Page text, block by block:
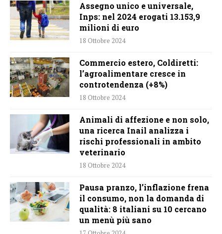
Assegno unico e universale,
Inps: nel 2024 erogati 13.153,9
milioni di euro
18 Ottobre 2024
Commercio estero, Coldiretti:
l’agroalimentare cresce in
controtendenza (+8%)
18 Ottobre 2024
Animali di affezione e non solo,
una ricerca Inail analizza i
rischi professionali in ambito
veterinario
18 Ottobre 2024
Pausa pranzo, l’inflazione frena
il consumo, non la domanda di
qualità: 8 italiani su 10 cercano
un menù più sano